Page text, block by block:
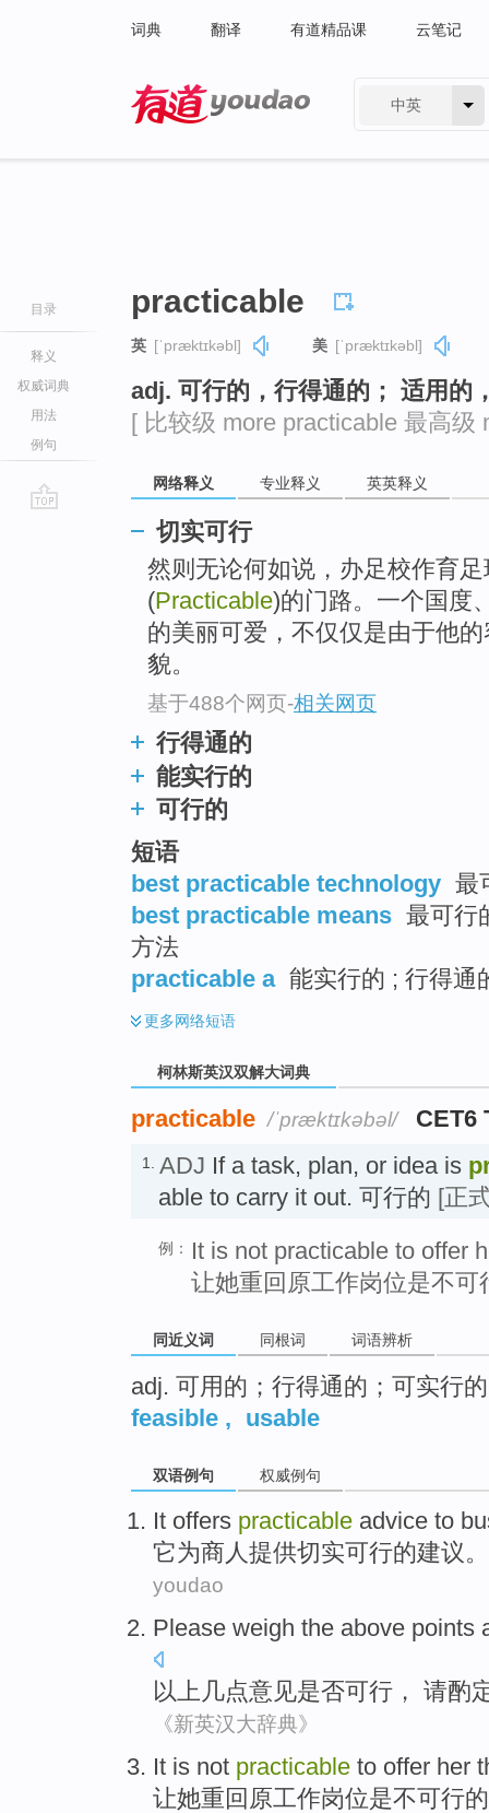
词典 翻译 有道精品课 云笔记
中英
目录
释义
权威词典
用法
例句
practicable
英 [ˈpræktɪkəbl] 美 [ˈpræktɪkəbl]
adj. 可行的，行得通的； 适用的
[ 比较级 more practicable 最高级
网络释义 专业释义 英英释义
切实可行
然则无论何如说，办足校作育
(Practicable)的门路。一个国度
的美丽可爱，不仅仅是由于他
貌。
基于488个网页-相关网页
行得通的
能实行的
可行的
短语
best practicable technology 最
best practicable means 最可行
方法
practicable a 能实行的 ; 行得通
更多网络短语
柯林斯英汉双解大词典
practicable /ˈpræktɪkəbəl/ CET6
1. ADJ If a task, plan, or idea is
able to carry it out. 可行的 [正
例：
It is not practicable to offer
让她重回原工作岗位是不可
同近义词 同根词 词语辨析
adj. 可用的；行得通的；可实行的
feasible , usable
双语例句 权威例句
It offers practicable advice to
它为商人提供切实可行的建议。
youdao
Please weigh the above points
以上几点意见是否可行 ， 请酌
《新英汉大辞典》
It is not practicable to offer her
让她重回 原工作岗位是不可行